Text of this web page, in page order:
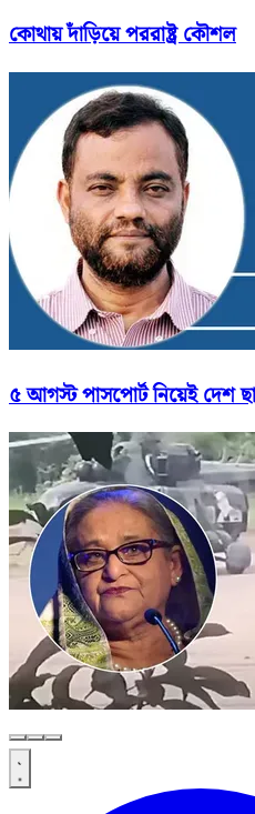
কোথায় দাঁড়িয়ে পররাষ্ট্র কৌশল
৫ আগস্ট পাসপোর্ট নিয়েই দেশ